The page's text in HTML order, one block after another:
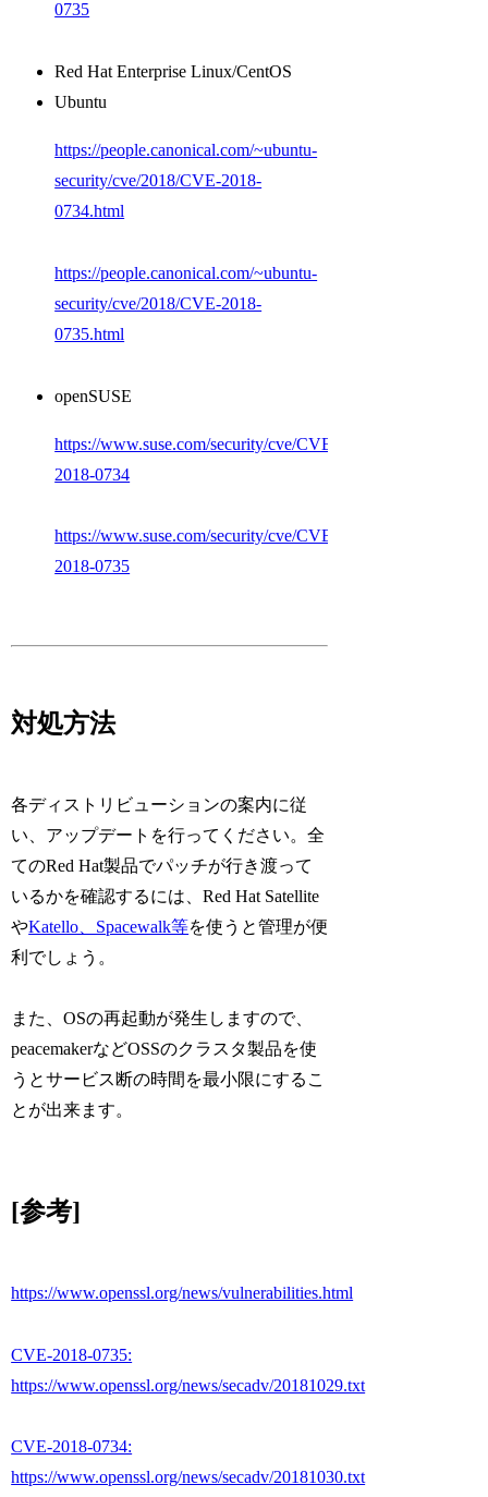
0735
Red Hat Enterprise Linux/CentOS
Ubuntu
https://people.canonical.com/~ubuntu-
security/cve/2018/CVE-2018-
0734.html
https://people.canonical.com/~ubuntu-
security/cve/2018/CVE-2018-
0735.html
openSUSE
https://www.suse.com/security/cve/CVE-
2018-0734
https://www.suse.com/security/cve/CVE-
2018-0735
対処方法
各ディストリビューションの案内に従
い、アップデートを行ってください。全
てのRed Hat製品でパッチが行き渡って
いるかを確認するには、Red Hat Satellite
やKatello、Spacewalk等を使うと管理が便
利でしょう。
また、OSの再起動が発生しますので、
peacemakerなどOSSのクラスタ製品を使
うとサービス断の時間を最小限にするこ
とが出来ます。
[参考]
https://www.openssl.org/news/vulnerabilities.html
CVE-2018-0735:
https://www.openssl.org/news/secadv/20181029.txt
CVE-2018-0734:
https://www.openssl.org/news/secadv/20181030.txt